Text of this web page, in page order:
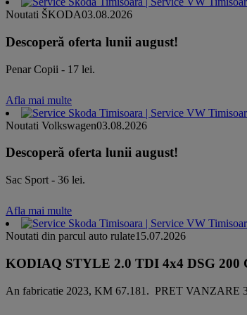
Noutati ŠKODA03.08.2026
Descoperă oferta lunii august!
Penar Copii - 17 lei.
Afla mai multe
Noutati Volkswagen03.08.2026
Descoperă oferta lunii august!
Sac Sport - 36 lei.
Afla mai multe
Noutati din parcul auto rulate15.07.2026
KODIAQ STYLE 2.0 TDI 4x4 DSG 200
An fabricatie 2023, KM 67.181. PRET VANZARE